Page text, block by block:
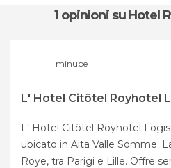
1 opinioni su Hotel
minube
L' Hotel Citôtel Royhotel
L' Hotel Citôtel Royhotel
ubicato in Alta Valle Somme.
Roye, tra Parigi e Lille. Offre